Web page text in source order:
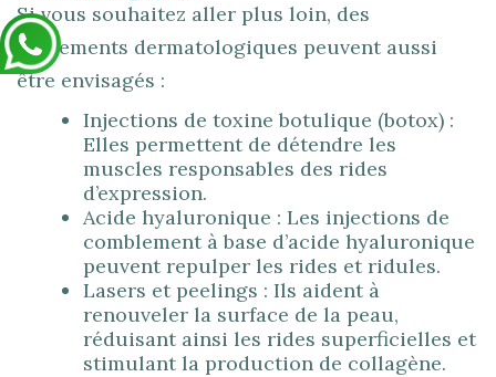
Si vous souhaitez aller plus loin, des
traitements dermatologiques peuvent aussi
être envisagés :
Injections de toxine botulique (botox) :
Elles permettent de détendre les
muscles responsables des rides
d’expression.
Acide hyaluronique : Les injections de
comblement à base d’acide hyaluronique
peuvent repulper les rides et ridules.
Lasers et peelings : Ils aident à
renouveler la surface de la peau,
réduisant ainsi les rides superficielles et
stimulant la production de collagène.